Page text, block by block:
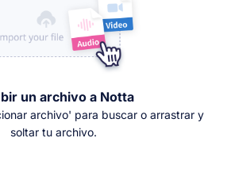
un archivo a Notta
archivo' para buscar o arrastrar y
soltar tu archivo.